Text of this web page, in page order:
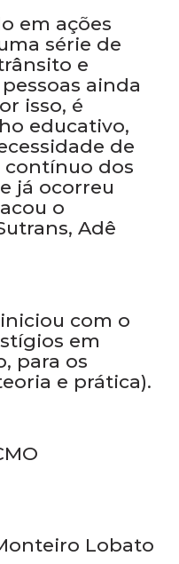
em ações
série de
e
ainda
isso, é
educativo,
de
dos
já ocorreu
o
Adê
com o
em
para os
e prática).
Lobato